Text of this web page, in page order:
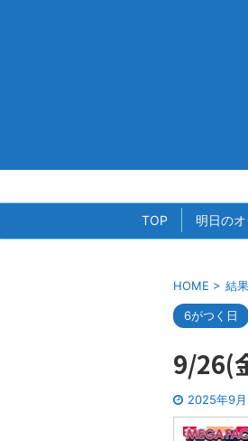
TOP 明日の
HOME > 結
6がつく日
9/26(
2025年9